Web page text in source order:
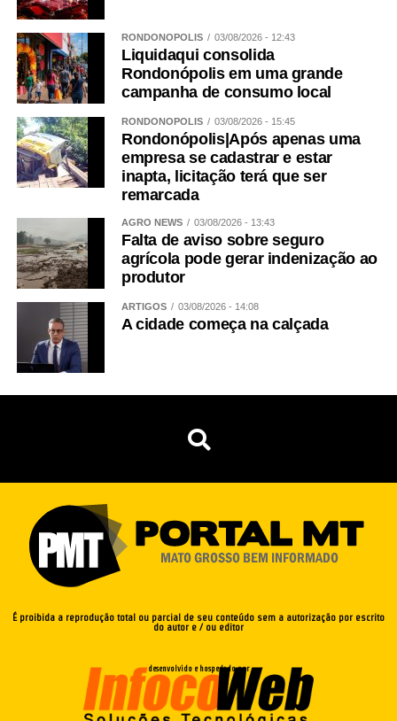
RONDONÓPOLIS 03/08/2026 - 12:43
Liquidaqui consolida
Rondonópolis em uma grande
campanha de consumo local
RONDONÓPOLIS 03/08/2026 - 15:45
Rondonópolis|Após apenas uma
empresa se cadastrar e estar
inapta, licitação terá que ser
remarcada
AGRO NEWS 03/08/2026 - 13:43
Falta de aviso sobre seguro
agrícola pode gerar indenização ao
produtor
ARTIGOS 03/08/2026 - 14:08
A cidade começa na calçada
É proibida a reprodução total ou parcial de seu conteúdo sem a autorização por escrito
do autor e / ou editor
desenvolvido e hospedado por